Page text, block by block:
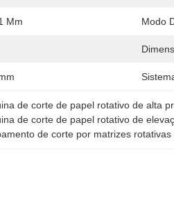
Mm Modo
de corte de papel rotativo de alta
de corte de papel rotativo de
de corte por matrizes